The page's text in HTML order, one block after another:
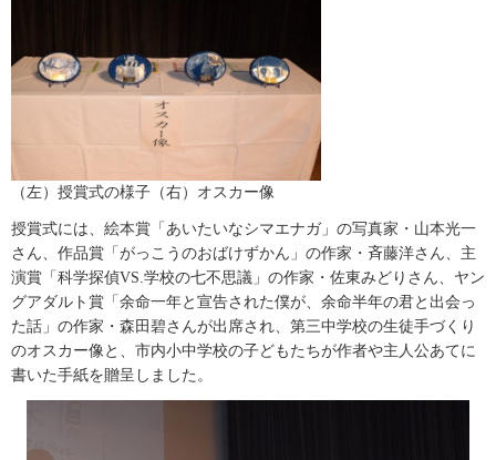
（左）授賞式の様子（右）オスカー像
授賞式には、絵本賞「あいたいなシマエナガ」の写真家・山本光一
さん、作品賞「がっこうのおばけずかん」の作家・斉藤洋さん、主
演賞「科学探偵VS.学校の七不思議」の作家・佐東みどりさん、ヤン
グアダルト賞「余命一年と宣告された僕が、余命半年の君と出会っ
た話」の作家・森田碧さんが出席され、第三中学校の生徒手づくり
のオスカー像と、市内小中学校の子どもたちが作者や主人公あてに
書いた手紙を贈呈しました。